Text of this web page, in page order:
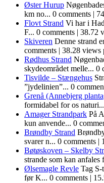
Øster Hurup
km no... 0 comments |
Flovt Strand Vi har i
F... 0 comments | 38.72
Skiveren Denne strand
comments | 38.28 views
Rødhus Strand
skydeområdet melle... 0
Tisvilde – Stængehus
”jydelinien”... 0
Grenå (Annebjerg
formidabel for os naturi...
Amager Strandpark På
kun anvende... 0
Brøndby Strand
svarer n... 0 comments |
Bøtøskoven – Skelby
strande som kan anfales
Ølsemagle Revle Tag
før K... 0 comments |